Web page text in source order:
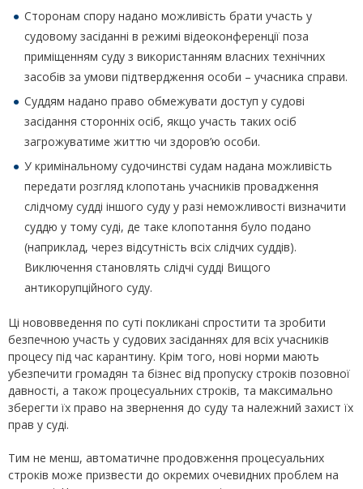
Сторонам спору надано можливість брати участь у
судовому засіданні в режимі відеоконференції поза
приміщенням суду з використанням власних технічних
засобів за умови підтвердження особи – учасника справи.
Суддям надано право обмежувати доступ у судові
засідання сторонніх осіб, якщо участь таких осіб
загрожуватиме життю чи здоров’ю особи.
У кримінальному судочинстві судам надана можливість
передати розгляд клопотань учасників провадження
слідчому судді іншого суду у разі неможливості визначити
суддю у тому суді, де таке клопотання було подано
(наприклад, через відсутність всіх слідчих суддів).
Виключення становлять слідчі судді Вищого
антикорупційного суду.
Ці нововведення по суті покликані спростити та зробити
безпечною участь у судових засіданнях для всіх учасників
процесу під час карантину. Крім того, нові норми мають
убезпечити громадян та бізнес від пропуску строків позовної
давності, а також процесуальних строків, та максимально
зберегти їх право на звернення до суду та належний захист їх
прав у суді.
Тим не менш, автоматичне продовження процесуальних
строків може призвести до окремих очевидних проблем на